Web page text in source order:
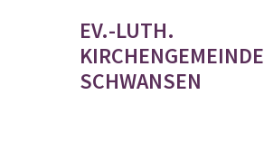
EV.-LUTH.
KIRCHENGEMEINDE
SCHWANSEN